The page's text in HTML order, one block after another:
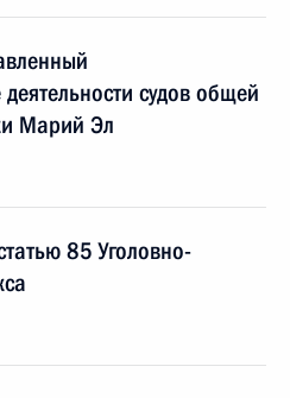
судов общей
Марий Эл
85 Уголовно-